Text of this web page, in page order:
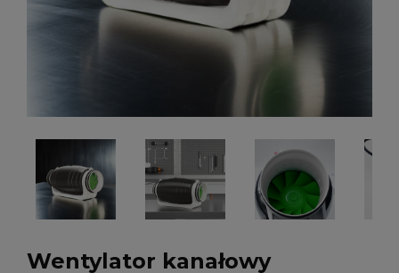
Wentylator kanałowy